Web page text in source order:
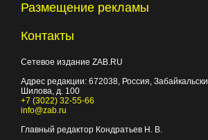
Размещение рекламы
Контакты
Сетевое издание ZAB.RU
Адрес редакции: 672038, Россия,
Шилова, д. 100
+7 (3022) 32-55-66
info@zab.ru
Главный редактор Кондратьев Н. В.